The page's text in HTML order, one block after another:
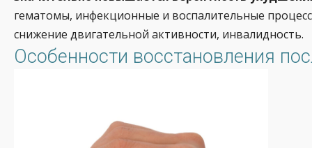
гематомы, инфекционные и воспалительные
снижение двигательной активности, инвалидность.
Особенности восстановления